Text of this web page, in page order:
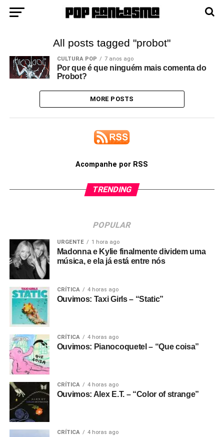
All posts tagged "probot"
CULTURA POP 7 anos ago
Por que é que ninguém mais comenta do
Probot?
MORE POSTS
Acompanhe por RSS
TRENDING
POPULAR
URGENTE 1 hora ago
Madonna e Kylie finalmente dividem uma
música, e ela já está entre nós
CRÍTICA 4 horas ago
Ouvimos: Taxi Girls – “Static”
CRÍTICA 4 horas ago
Ouvimos: Pianocoquetel – “Que coisa”
CRÍTICA 4 horas ago
Ouvimos: Alex E.T. – “Color of strange”
CRÍTICA 4 horas ago